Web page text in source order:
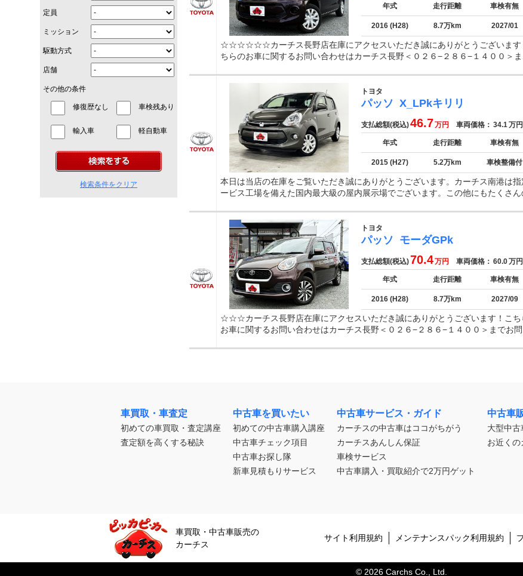
定員
ミッション
駆動方式
店舗
その他の条件
修復歴なし 車検残あり
輸入車 軽自動車
検索条件をクリア
年式 走行距離 車検有無
2016 (H28) 8.7万km 2027/01
☆☆☆☆☆☆カーチス長野店在庫にアクセスいただき誠にありがとうございます
ちらのお車に関するお問い合わせはカーチス長野＜０２６−２８６−１４００＞ま
トヨタ
パッソ X_LPkキリリ
支払総額(税込)46.7万円 車両価格： 34.1万円
年式 走行距離 車検有無
2015 (H27) 5.2万km 車検整備付
本日は当店の在庫をご覧いただき誠にありがとうございます。カーチス南港は指
ービス工場を備えた国内最大級の屋内展示場でございます。この他にもたくさん
トヨタ
パッソ モーダGPk
支払総額(税込)70.4万円 車両価格： 60.0万円
年式 走行距離 車検有無
2016 (H28) 8.7万km 2027/09
☆☆☆カーチス長野店在庫にアクセスいただき誠にありがとうございます！こち
お車に関するお問い合わせはカーチス長野＜０２６−２８６−１４００＞までお問
車買取・車査定
初めての車買取・査定講座
査定額を高くする秘訣
中古車を買いたい
初めての中古車購入講座
中古車チェック項目
中古車お探し隊
新車見積もりサービス
中古車サービス・ガイド
カーチスの中古車はココがちがう
カーチスあんしん保証
車検サービス
中古車購入・買取紹介で2万円ゲット
中古車
大型中
お近くの
車買取・中古車販売の
カーチス
サイト利用規約 メンテナンスパック利用規約
© 2026 Carchs Co., Ltd.